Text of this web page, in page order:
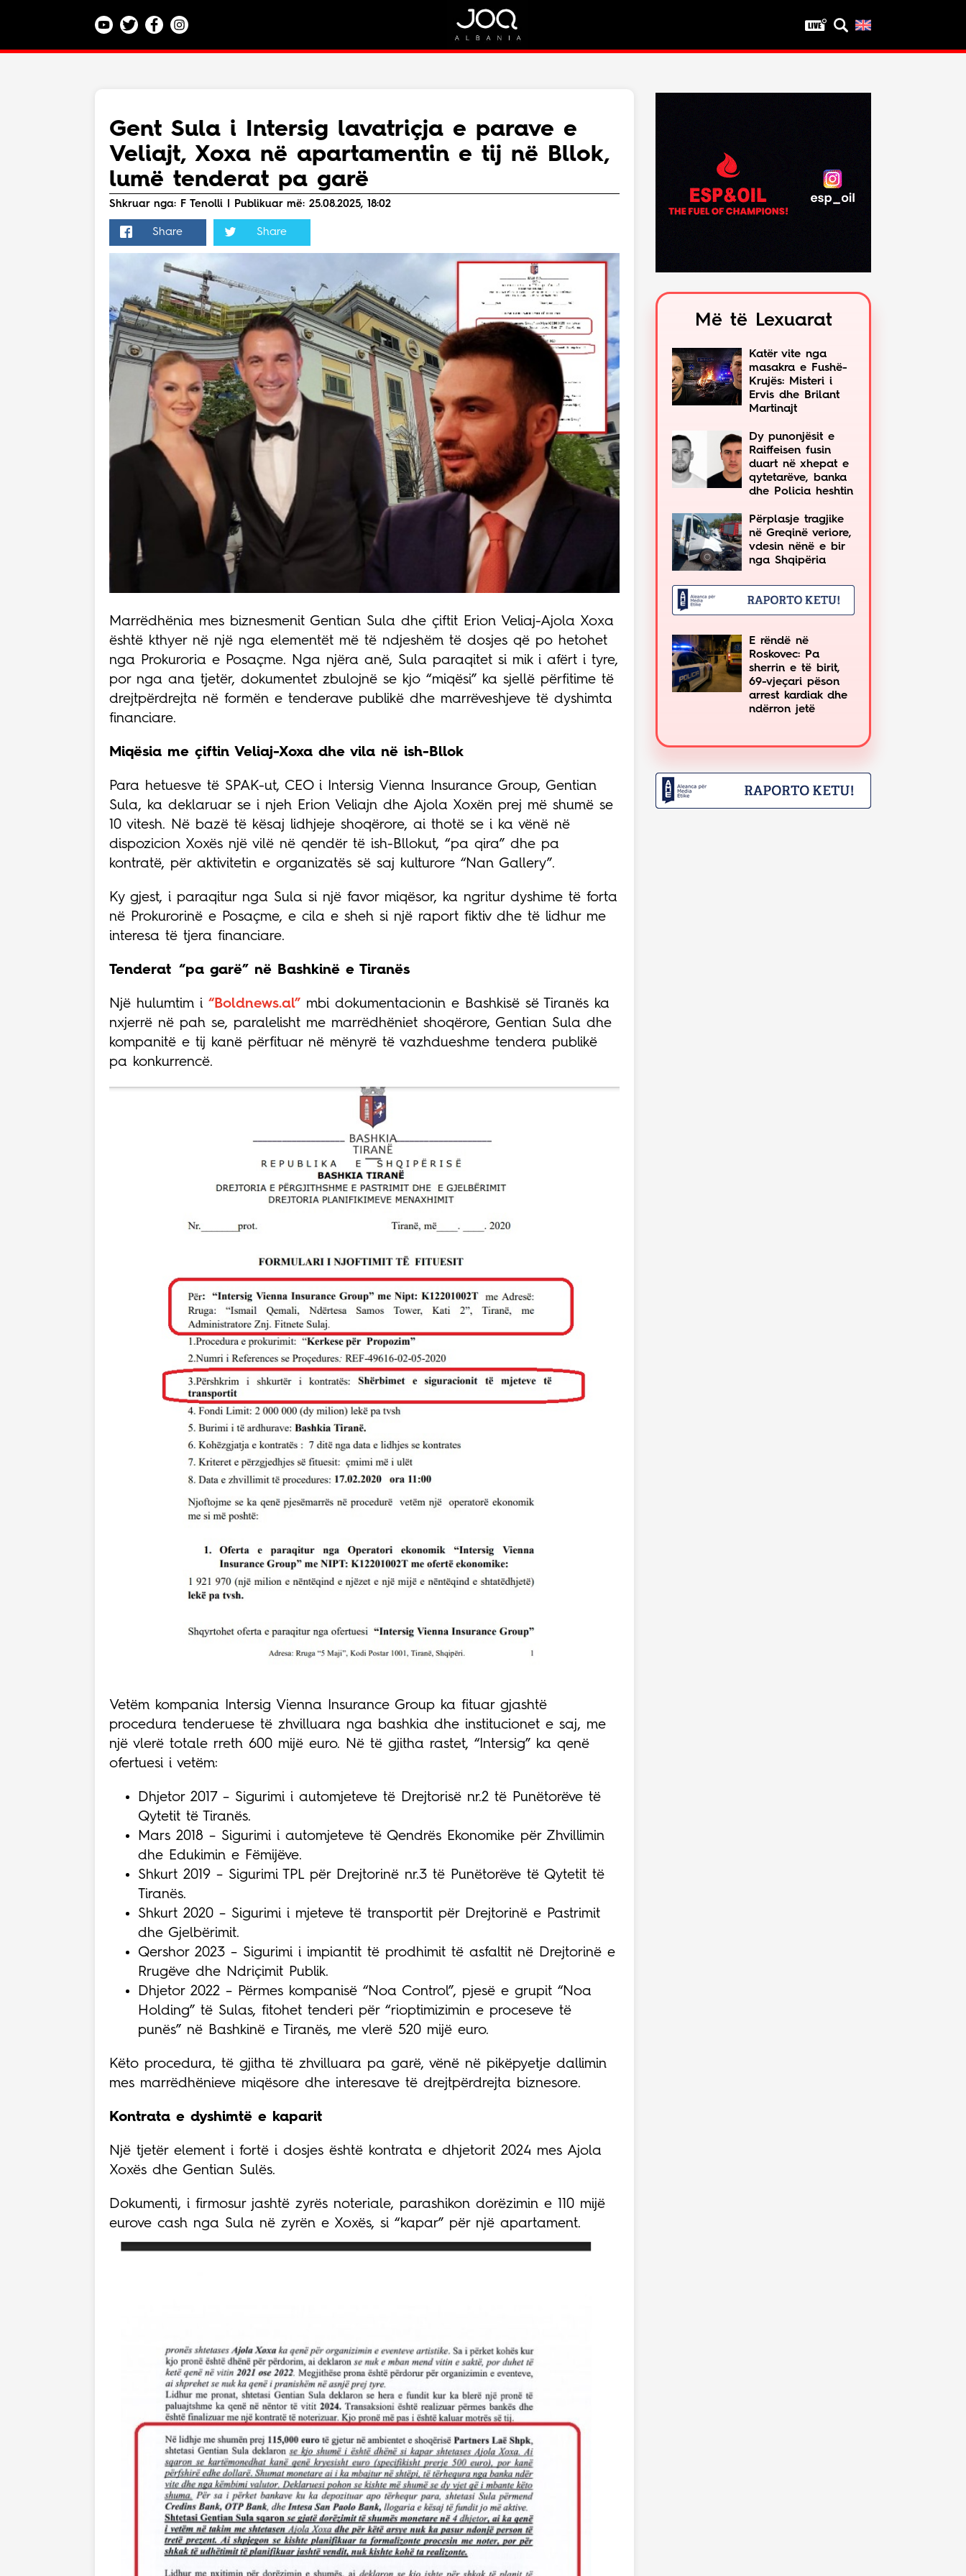
Lajme
Teknologji
Bota
Argëtim
Maqedoni
Puno me ne!
Live
Gent Sula i Intersig lavatriçja e parave e
Veliajt, Xoxa në apartamentin e tij në Bllok,
lumë tenderat pa garë
Shkruar nga: F Tenolli | Publikuar më: 25.08.2025, 18:02
Share Share
Marrëdhënia mes biznesmenit Gentian Sula dhe çiftit Erion Veliaj-Ajola Xoxa
është kthyer në një nga elementët më të ndjeshëm të dosjes që po hetohet
nga Prokuroria e Posaçme. Nga njëra anë, Sula paraqitet si mik i afërt i tyre,
por nga ana tjetër, dokumentet zbulojnë se kjo “miqësi” ka sjellë përfitime të
drejtpërdrejta në formën e tenderave publikë dhe marrëveshjeve të dyshimta
financiare.
Miqësia me çiftin Veliaj-Xoxa dhe vila në ish-Bllok
Para hetuesve të SPAK-ut, CEO i Intersig Vienna Insurance Group, Gentian
Sula, ka deklaruar se i njeh Erion Veliajn dhe Ajola Xoxën prej më shumë se
10 vitesh. Në bazë të kësaj lidhjeje shoqërore, ai thotë se i ka vënë në
dispozicion Xoxës një vilë në qendër të ish-Bllokut, “pa qira” dhe pa
kontratë, për aktivitetin e organizatës së saj kulturore “Nan Gallery”.
Ky gjest, i paraqitur nga Sula si një favor miqësor, ka ngritur dyshime të forta
në Prokurorinë e Posaçme, e cila e sheh si një raport fiktiv dhe të lidhur me
interesa të tjera financiare.
Tenderat “pa garë” në Bashkinë e Tiranës
Një hulumtim i “Boldnews.al” mbi dokumentacionin e Bashkisë së Tiranës ka
nxjerrë në pah se, paralelisht me marrëdhëniet shoqërore, Gentian Sula dhe
kompanitë e tij kanë përfituar në mënyrë të vazhdueshme tendera publikë
pa konkurrencë.
Vetëm kompania Intersig Vienna Insurance Group ka fituar gjashtë
procedura tenderuese të zhvilluara nga bashkia dhe institucionet e saj, me
një vlerë totale rreth 600 mijë euro. Në të gjitha rastet, “Intersig” ka qenë
ofertuesi i vetëm:
Dhjetor 2017 – Sigurimi i automjeteve të Drejtorisë nr.2 të Punëtorëve të
Qytetit të Tiranës.
Mars 2018 – Sigurimi i automjeteve të Qendrës Ekonomike për Zhvillimin
dhe Edukimin e Fëmijëve.
Shkurt 2019 – Sigurimi TPL për Drejtorinë nr.3 të Punëtorëve të Qytetit të
Tiranës.
Shkurt 2020 – Sigurimi i mjeteve të transportit për Drejtorinë e Pastrimit
dhe Gjelbërimit.
Qershor 2023 – Sigurimi i impiantit të prodhimit të asfaltit në Drejtorinë e
Rrugëve dhe Ndriçimit Publik.
Dhjetor 2022 – Përmes kompanisë “Noa Control”, pjesë e grupit “Noa
Holding” të Sulas, fitohet tenderi për “rioptimizimin e proceseve të
punës” në Bashkinë e Tiranës, me vlerë 520 mijë euro.
Këto procedura, të gjitha të zhvilluara pa garë, vënë në pikëpyetje dallimin
mes marrëdhënieve miqësore dhe interesave të drejtpërdrejta biznesore.
Kontrata e dyshimtë e kaparit
Një tjetër element i fortë i dosjes është kontrata e dhjetorit 2024 mes Ajola
Xoxës dhe Gentian Sulës.
Dokumenti, i firmosur jashtë zyrës noteriale, parashikon dorëzimin e 110 mijë
eurove cash nga Sula në zyrën e Xoxës, si “kapar” për një apartament.
Më të Lexuarat
Katër vite nga
masakra e Fushë-
Krujës: Misteri i
Ervis dhe Brilant
Martinajt
Dy punonjësit e
Raiffeisen fusin
duart në xhepat e
qytetarëve, banka
dhe Policia heshtin
Përplasje tragjike
në Greqinë veriore,
vdesin nënë e bir
nga Shqipëria
E rëndë në
Roskovec: Pa
sherrin e të birit,
69-vjeçari pëson
arrest kardiak dhe
ndërron jetë